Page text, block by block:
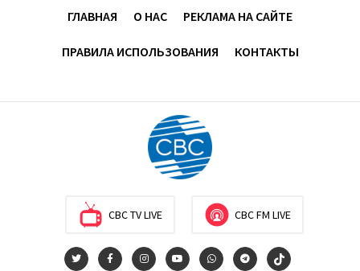
Минфин Азербайджана отчитался о работе,
проделанной в I полугодии
7 августа 2026
PASHA Holding продолжает успешную реализацию
проекта «Fərqindəlik», который был запущен в 2025
Azercell представляет годовую подписку на сервис
«ZengimCELL»
7 августа 2026
ГЛАВНАЯ О НАС РЕКЛАМА НА САЙТЕ
ПРАВИЛА ИСПОЛЬЗОВАНИЯ КОНТАКТЫ
CBC TV LIVE CBC FM LIVE